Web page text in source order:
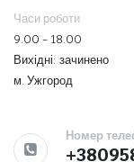
Часи роботи
9.00 - 18.00
Вихідні: зачинено
м. Ужгород
Номер